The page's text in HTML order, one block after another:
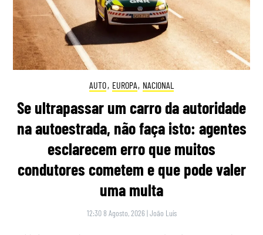
AUTO, EUROPA, NACIONAL
Se ultrapassar um carro da autoridade
na autoestrada, não faça isto: agentes
esclarecem erro que muitos
condutores cometem e que pode valer
uma multa
12:30 8 Agosto, 2026 |João Luís